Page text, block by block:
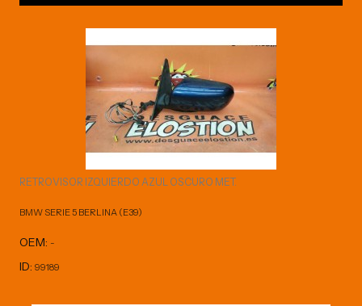
RETROVISOR IZQUIERDO AZUL OSCURO MET.
BMW SERIE 5 BERLINA (E39)
OEM: -
ID: 99189